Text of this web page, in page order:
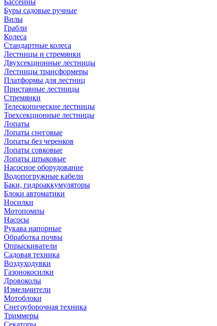
Бассейны
Буры садовые ручные
Вилы
Грабли
Колеса
Стандартные колеса
Лестницы и стремянки
Двухсекционные лестницы
Лестницы трансформеры
Платформы для лестниц
Приставные лестницы
Стремянки
Телескопические лестницы
Трехсекционные лестницы
Лопаты
Лопаты снеговые
Лопаты без черенков
Лопаты совковые
Лопаты штыковые
Насосное оборудование
Водопогружные кабели
Баки, гидроаккумуляторы
Блоки автоматики
Носилки
Мотопомпы
Насосы
Рукава напорные
Обработка почвы
Опрыскиватели
Садовая техника
Воздуходувки
Газонокосилки
Дровоколы
Измельчители
Мотоблоки
Снегоуборочная техника
Триммеры
Секаторы